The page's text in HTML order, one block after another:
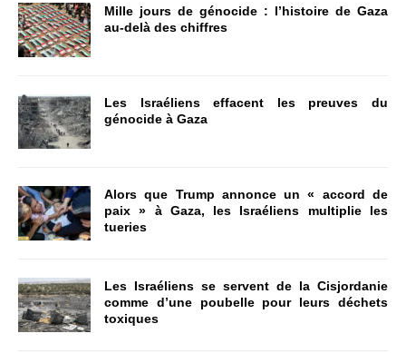
Mille jours de génocide : l’histoire de Gaza
au-delà des chiffres
Les Israéliens effacent les preuves du
génocide à Gaza
Alors que Trump annonce un « accord de
paix » à Gaza, les Israéliens multiplie les
tueries
Les Israéliens se servent de la Cisjordanie
comme d’une poubelle pour leurs déchets
toxiques